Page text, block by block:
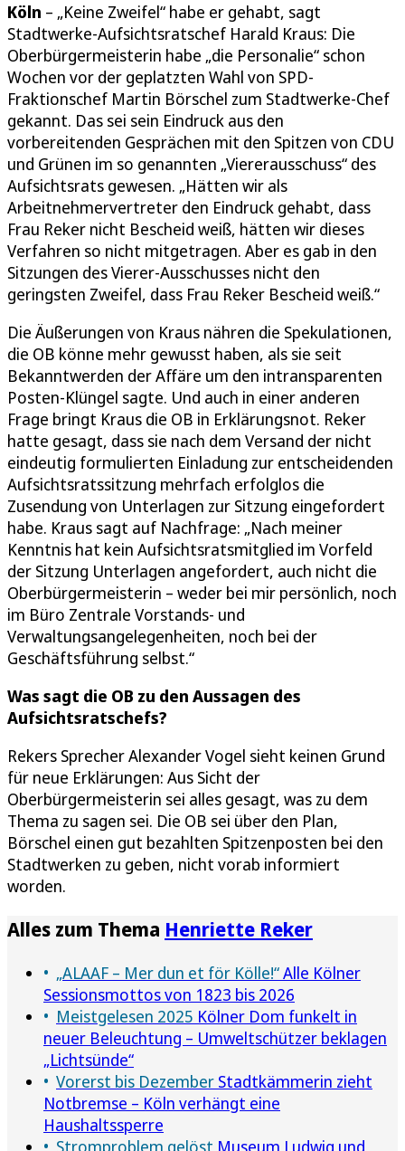
Köln – „Keine Zweifel“ habe er gehabt, sagt
Stadtwerke-Aufsichtsratschef Harald Kraus: Die
Oberbürgermeisterin habe „die Personalie“ schon
Wochen vor der geplatzten Wahl von SPD-
Fraktionschef Martin Börschel zum Stadtwerke-Chef
gekannt. Das sei sein Eindruck aus den
vorbereitenden Gesprächen mit den Spitzen von CDU
und Grünen im so genannten „Viererausschuss“ des
Aufsichtsrats gewesen. „Hätten wir als
Arbeitnehmervertreter den Eindruck gehabt, dass
Frau Reker nicht Bescheid weiß, hätten wir dieses
Verfahren so nicht mitgetragen. Aber es gab in den
Sitzungen des Vierer-Ausschusses nicht den
geringsten Zweifel, dass Frau Reker Bescheid weiß.“
Die Äußerungen von Kraus nähren die Spekulationen,
die OB könne mehr gewusst haben, als sie seit
Bekanntwerden der Affäre um den intransparenten
Posten-Klüngel sagte. Und auch in einer anderen
Frage bringt Kraus die OB in Erklärungsnot. Reker
hatte gesagt, dass sie nach dem Versand der nicht
eindeutig formulierten Einladung zur entscheidenden
Aufsichtsratssitzung mehrfach erfolglos die
Zusendung von Unterlagen zur Sitzung eingefordert
habe. Kraus sagt auf Nachfrage: „Nach meiner
Kenntnis hat kein Aufsichtsratsmitglied im Vorfeld
der Sitzung Unterlagen angefordert, auch nicht die
Oberbürgermeisterin – weder bei mir persönlich, noch
im Büro Zentrale Vorstands- und
Verwaltungsangelegenheiten, noch bei der
Geschäftsführung selbst.“
Was sagt die OB zu den Aussagen des
Aufsichtsratschefs?
Rekers Sprecher Alexander Vogel sieht keinen Grund
für neue Erklärungen: Aus Sicht der
Oberbürgermeisterin sei alles gesagt, was zu dem
Thema zu sagen sei. Die OB sei über den Plan,
Börschel einen gut bezahlten Spitzenposten bei den
Stadtwerken zu geben, nicht vorab informiert
worden.
Alles zum Thema Henriette Reker
„ALAAF – Mer dun et för Kölle!“Alle Kölner
Sessionsmottos von 1823 bis 2026
Meistgelesen 2025 Kölner Dom funkelt in
neuer Beleuchtung – Umweltschützer beklagen
„Lichtsünde“
Vorerst bis Dezember Stadtkämmerin zieht
Notbremse – Köln verhängt eine
Haushaltssperre
Stromproblem gelöst Museum Ludwig und